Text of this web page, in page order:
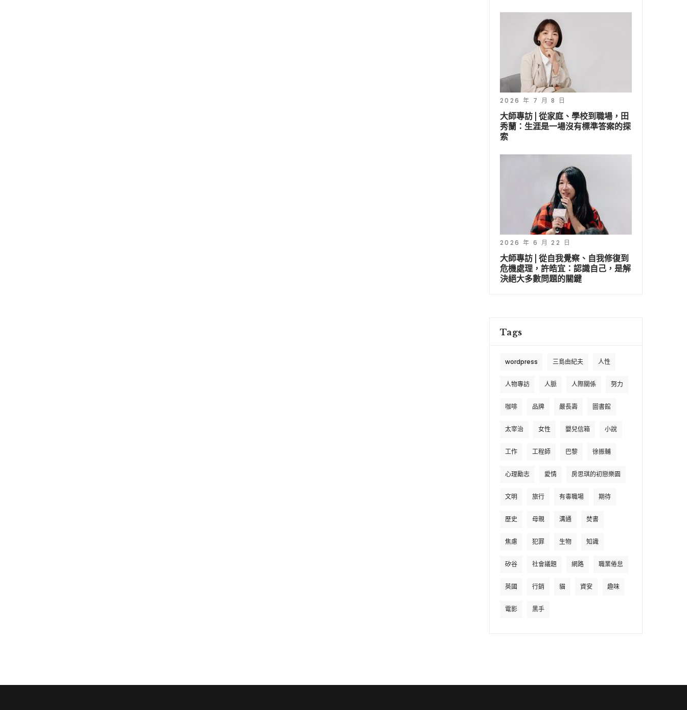
2026 年 7 月 8 日
大師專訪 | 從家庭、學校到職場，田
秀蘭：生涯是一場沒有標準答案的探
索
2026 年 6 月 22 日
大師專訪 | 從自我覺察、自我修復到
危機處理，許皓宜：認識自己，是解
決絕大多數問題的關鍵
Tags
wordpress 三島由紀夫 人性
人物專訪 人脈 人際關係 努力
咖啡 品牌 嚴長壽 圖書館
太宰治 女性 嬰兒信箱 小說
工作 工程師 巴黎 徐振輔
心理勵志 愛情 房思琪的初戀樂園
文明 旅行 有毒職場 期待
歷史 母親 溝通 焚書
焦慮 犯罪 生物 知識
矽谷 社會議題 網路 職業倦怠
英國 行銷 貓 資安 趣味
電影 黑手